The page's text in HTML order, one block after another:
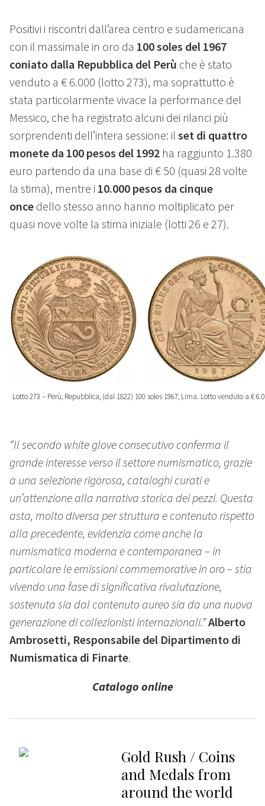
Positivi i riscontri dall’area centro e sudamericana
con il massimale in oro da 100 soles del 1967
coniato dalla Repubblica del Perù che è stato
venduto a € 6.000 (lotto 273), ma soprattutto è
stata particolarmente vivace la performance del
Messico, che ha registrato alcuni dei rilanci più
sorprendenti dell’intera sessione: il set di quattro
monete da 100 pesos del 1992 ha raggiunto 1.380
euro partendo da una base di € 50 (quasi 28 volte
la stima), mentre i 10.000 pesos da cinque
once dello stesso anno hanno moltiplicato per
quasi nove volte la stima iniziale (lotti 26 e 27).
Lotto 273 – Perù, Repubblica, (dal 1822) 100 soles 1967, Lima. Lotto venduto a €
“Il secondo white glove consecutivo conferma il
grande interesse verso il settore numismatico, grazie
a una selezione rigorosa, cataloghi curati e
un’attenzione alla narrativa storica dei pezzi. Questa
asta, molto diversa per struttura e contenuto rispetto
alla precedente, evidenzia come anche la
numismatica moderna e contemporanea – in
particolare le emissioni commemorative in oro – stia
vivendo una fase di significativa rivalutazione,
sostenuta sia dal contenuto aureo sia da una nuova
generazione di collezionisti internazionali.”Alberto
Ambrosetti, Responsabile del Dipartimento di
Numismatica di Finarte.
Catalogo online
Gold Rush / Coins
and Medals from
around the world